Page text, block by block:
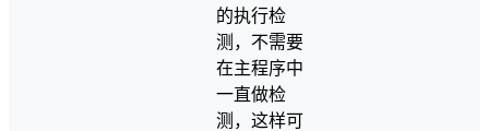
的执行检
测，不需要
在主程序中
一直做检
测，这样可